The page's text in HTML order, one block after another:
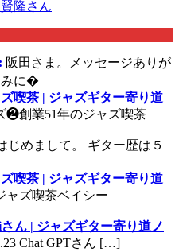
隆さん
阪田さま。メッセージありが
みに�
喫茶 | ジャズギター寄り道
❷創業51年のジャズ喫茶
じめまして。 ギター歴は５
喫茶 | ジャズギター寄り道
ズ喫茶ベイシー
ん | ジャズギター寄り道ノ
Chat GPTさん […]